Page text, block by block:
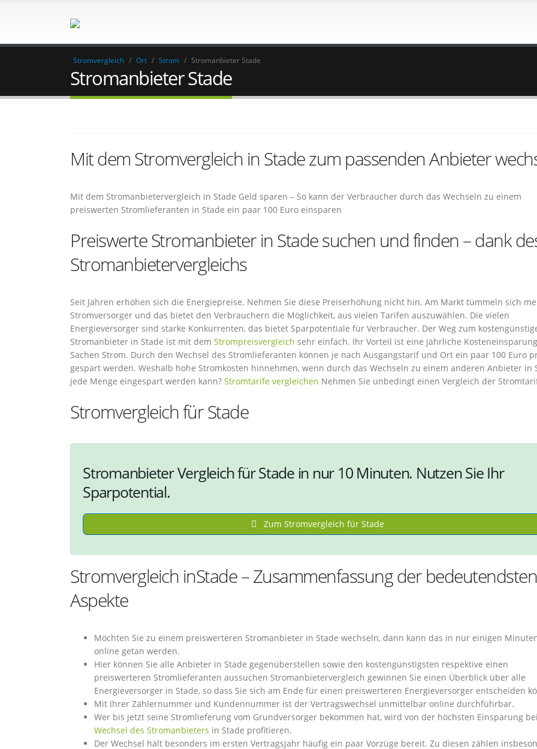
Stromvergleich / Ort / Strom / Stromanbieter Stade
Stromanbieter Stade
Mit dem Stromvergleich in Stade zum passenden Anbieter
Mit dem Stromanbietervergleich in Stade Geld sparen – So kann der Verbraucher durch das Wechseln zu einem
preiswerten Stromlieferanten in Stade ein paar 100 Euro einsparen
Preiswerte Stromanbieter in Stade suchen und finden – dank
Stromanbietervergleichs
Seit Jahren erhöhen sich die Energiepreise. Nehmen Sie diese Preiserhöhung nicht hin. Am Markt tümmeln sich
Stromversorger und das bietet den Verbrauchern die Möglichkeit, aus vielen Tarifen auszuwählen. Die vielen
Energieversorger sind starke Konkurrenten, das bietet Sparpotentiale für Verbraucher. Der Weg zum
Stromanbieter in Stade ist mit dem Strompreisvergleich sehr einfach. Ihr Vorteil ist eine jährliche
Sachen Strom. Durch den Wechsel des Stromlieferanten können je nach Ausgangstarif und Ort ein paar 100 Euro
gespart werden. Weshalb hohe Stromkosten hinnehmen, wenn durch das Wechseln zu einem anderen Anbieter in
jede Menge eingespart werden kann? Stromtarife vergleichen Nehmen Sie unbedingt einen Vergleich der
Stromvergleich für Stade
Stromanbieter Vergleich für Stade in nur 10 Minuten. Nutzen Sie Ihr
Sparpotential.
Zum Stromvergleich für Stade
Stromvergleich inStade – Zusammenfassung der bedeutendsten
Aspekte
Möchten Sie zu einem preiswerteren Stromanbieter in Stade wechseln, dann kann das in nur einigen
online getan werden.
Hier können Sie alle Anbieter in Stade gegenüberstellen sowie den kostengünstigsten respektive einen
preiswerteren Stromlieferanten aussuchen Stromanbietervergleich gewinnen Sie einen Überblick über alle
Energieversorger in Stade, so dass Sie sich am Ende für einen preiswerteren Energieversorger entscheiden
Mit Ihrer Zählernummer und Kundennummer ist der Vertragswechsel unmittelbar online durchführbar.
Wer bis jetzt seine Stromlieferung vom Grundversorger bekommen hat, wird von der höchsten Einsparung
Wechsel des Stromanbieters in Stade profitieren.
Der Wechsel hält besonders im ersten Vertragsjahr häufig ein paar Vorzüge bereit. Zu diesen zählen